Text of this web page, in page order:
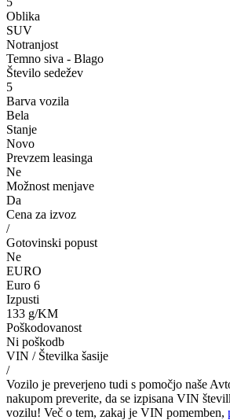
Oblika
SUV
Notranjost
Temno siva - Blago
Število sedežev
5
Barva vozila
Bela
Stanje
Novo
Prevzem leasinga
Ne
Možnost menjave
Da
Cena za izvoz
/
Gotovinski popust
Ne
EURO
Euro 6
Izpusti
133 g/KM
Poškodovanost
Ni poškodb
VIN / Številka šasije
/
Vozilo je preverjeno tudi s pomočjo naše
nakupom preverite, da se izpisana VIN
vozilu! Več o tem, zakaj je VIN pomemben,